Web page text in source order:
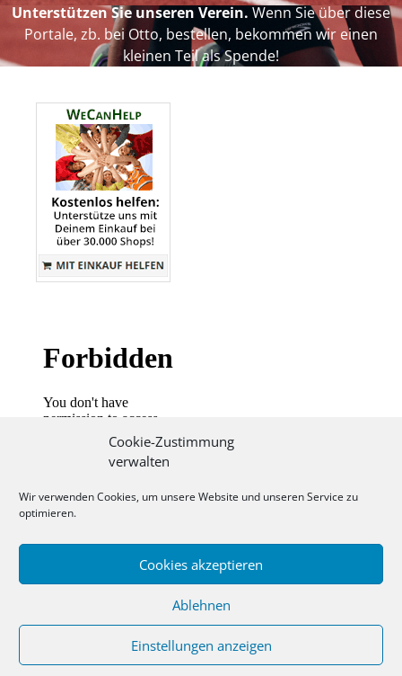
Cookie-Zustimmung
verwalten
Wir verwenden Cookies, um unsere Website und unseren Service zu
optimieren.
Cookies akzeptieren
Ablehnen
Einstellungen anzeigen
Unterstützen Sie unseren Verein. Wenn Sie über diese
Portale, zb. bei Otto, bestellen, bekommen wir einen
kleinen Teil als Spende!
© 2020 - TV Massenheim 1905 e.V.